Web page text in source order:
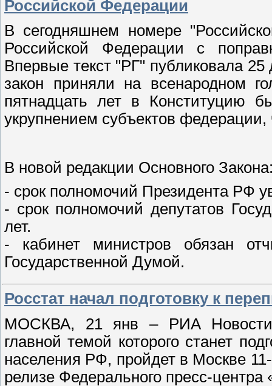
Российской Федерации
В сегодняшнем номере
Российской Федерации с
Впервые текст "РГ" публиковала 25
закон приняли на всенародном
пятнадцать лет в Конституцию
укрупнением субъектов
В новой редакции Основного
- срок полномочий Президента РФ
- срок полномочий депутатов
лет.
- кабинет министров обязан
Государственной Думой.
Росстат начал подготовку к
МОСКВА, 21 янв – РИА Новости.
главной темой которого станет
населения РФ, пройдет в Москве
релизе Федерального пресс-центра